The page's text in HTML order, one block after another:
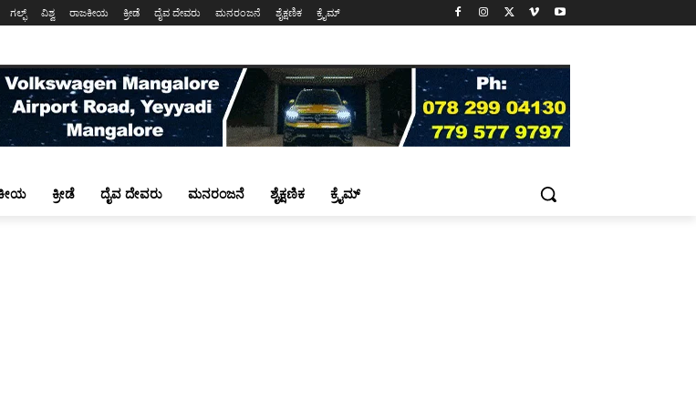
ಗಲ್ಫ್ ವಿಶ್ವ ರಾಜಕೀಯ ಕ್ರೀಡೆ ದೈವ ದೇವರು ಮನರಂಜನೆ ಶೈಕ್ಷಣಿಕ ಕ್ರೈಮ್
ಕ್ರೀಡೆ ದೈವ ದೇವರು ಮನರಂಜನೆ ಶೈಕ್ಷಣಿಕ ಕ್ರೈಮ್